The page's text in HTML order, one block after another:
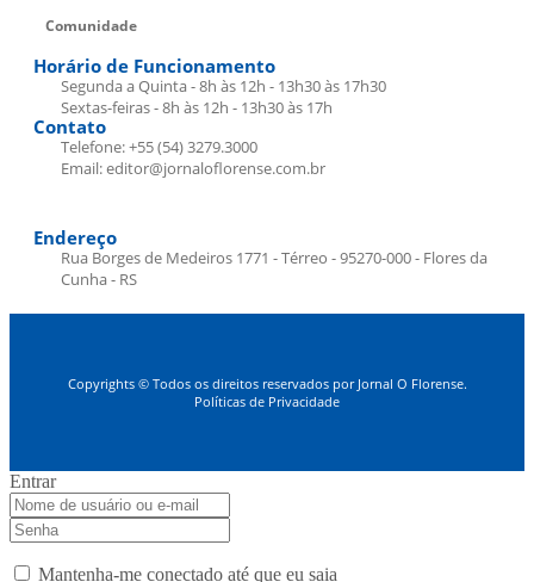
Comunidade
Horário de Funcionamento
Segunda a Quinta - 8h às 12h - 13h30 às 17h30
Sextas-feiras - 8h às 12h - 13h30 às 17h
Contato
Telefone: +55 (54) 3279.3000
Email: editor@jornaloflorense.com.br
Endereço
Rua Borges de Medeiros 1771 - Térreo - 95270-000 - Flores da
Cunha - RS
Copyrights © Todos os direitos reservados por Jornal O Florense.
Políticas de Privacidade
Entrar
Mantenha-me conectado até que eu saia